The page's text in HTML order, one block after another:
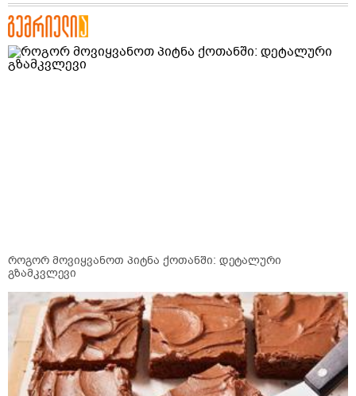
როგორ მოვიყვანოთ პიტნა ქოთანში: დეტალური
გზამკვლევი